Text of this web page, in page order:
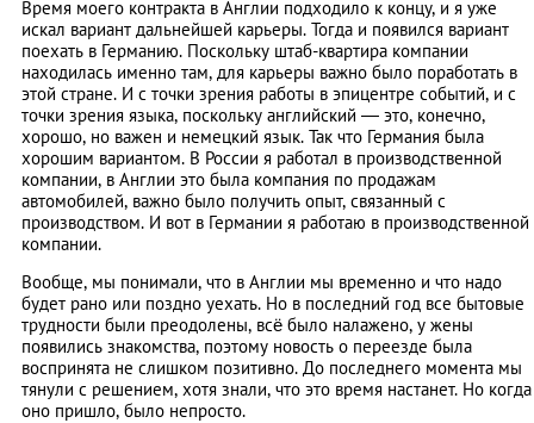
Время моего контракта в Англии подходило к концу, и я уже
искал вариант дальнейшей карьеры. Тогда и появился вариант
поехать в Германию. Поскольку штаб-квартира компании
находилась именно там, для карьеры важно было поработать в
этой стране. И с точки зрения работы в эпицентре событий, и с
точки зрения языка, поскольку английский — это, конечно,
хорошо, но важен и немецкий язык. Так что Германия была
хорошим вариантом. В России я работал в производственной
компании, в Англии это была компания по продажам
автомобилей, важно было получить опыт, связанный с
производством. И вот в Германии я работаю в производственной
компании.
Вообще, мы понимали, что в Англии мы временно и что надо
будет рано или поздно уехать. Но в последний год все бытовые
трудности были преодолены, всё было налажено, у жены
появились знакомства, поэтому новость о переезде была
воспринята не слишком позитивно. До последнего момента мы
тянули с решением, хотя знали, что это время настанет. Но когда
оно пришло, было непросто.